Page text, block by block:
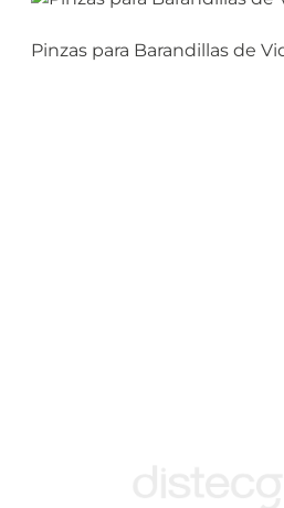
Pinzas para Barandillas de